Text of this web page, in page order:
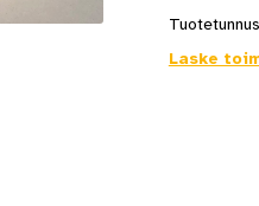
Laske